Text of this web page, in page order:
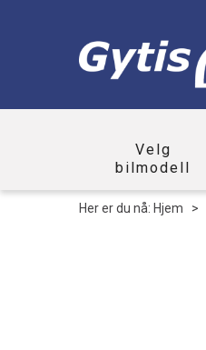
Velg
bilmodell
Her er du nå: Hjem >